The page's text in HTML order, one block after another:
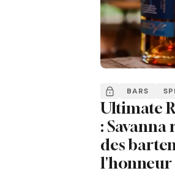
BARS
Ultimate
:
des
l'honneur